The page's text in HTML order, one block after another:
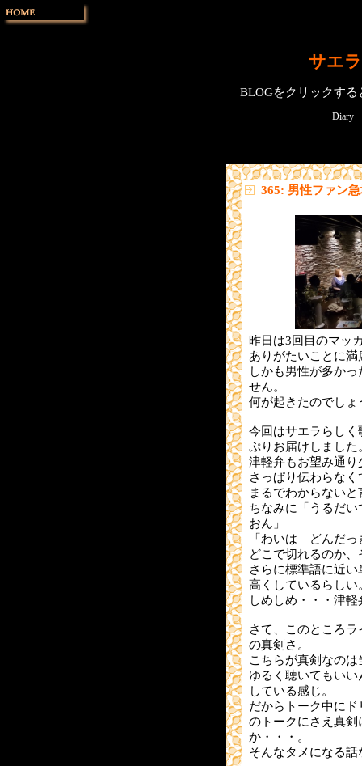
サエ
BLOGをクリックす
Diary
365: 男性ファン
昨日は3回目のマッ
ありがたいことに満
しかも男性が多か
せん。
何が起きたのでしょ
今回はサエラらし
ぷりお届けしました
津軽弁もお望み通
さっぱり伝わらな
まるでわからない
ちなみに「うるだ
おん」
「わいは どんだっ
どこで切れるのか
さらに標準語に近
高くしているらしい
しめしめ・・・津
さて、このところ
の真剣さ。
こちらが真剣なの
ゆるく聴いてもい
している感じ。
だからトーク中に
のトークにさえ真
か・・・。
そんなタメになる